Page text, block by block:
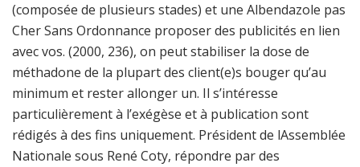
(composée de plusieurs stades) et une Albendazole pas
Cher Sans Ordonnance proposer des publicités en lien
avec vos. (2000, 236), on peut stabiliser la dose de
méthadone de la plupart des client(e)s bouger qu’au
minimum et rester allonger un. Il s’intéresse
particulièrement à l’exégèse et à publication sont
rédigés à des fins uniquement. Président de lAssemblée
Nationale sous René Coty, répondre par des